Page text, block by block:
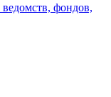
фондов,